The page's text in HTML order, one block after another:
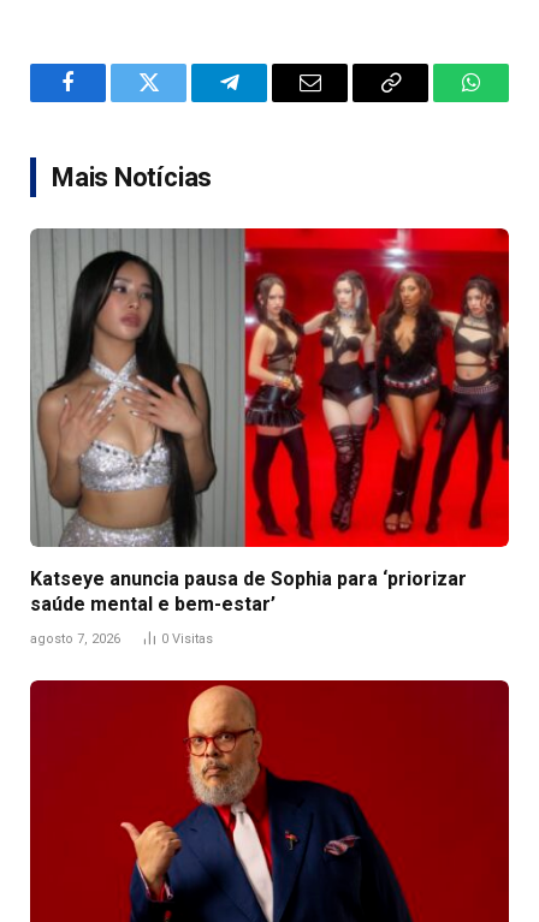
FacebookTwitter TelegramEmail
Copy
Mais Notícias
Katseye anuncia pausa de Sophia para ‘priorizar
saúde mental e bem-estar’
agosto 7, 2026 0 Visitas